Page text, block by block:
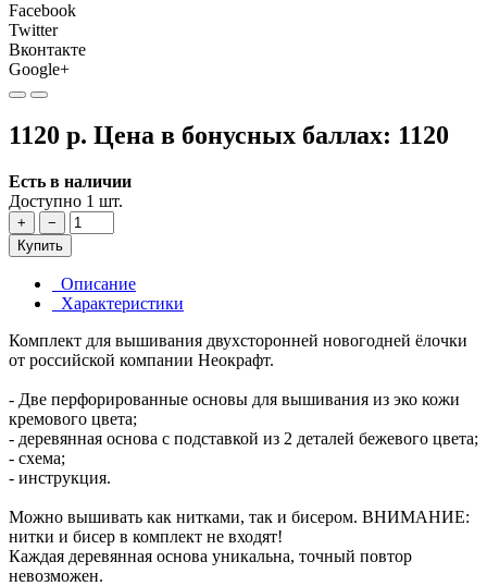
Facebook
Twitter
Вконтакте
Google+
1120 р. Цена в бонусных баллах: 1120
Есть в наличии
Доступно 1 шт.
+
−
Купить
Описание
Характеристики
Комплект для вышивания двухсторонней новогодней ёлочки
от российской компании Неокрафт.
- Две перфорированные основы для вышивания из эко кожи
кремового цвета;
- деревянная основа с подставкой из 2 деталей бежевого цвета;
- схема;
- инструкция.
Можно вышивать как нитками, так и бисером. ВНИМАНИЕ:
нитки и бисер в комплект не входят!
Каждая деревянная основа уникальна, точный повтор
невозможен.